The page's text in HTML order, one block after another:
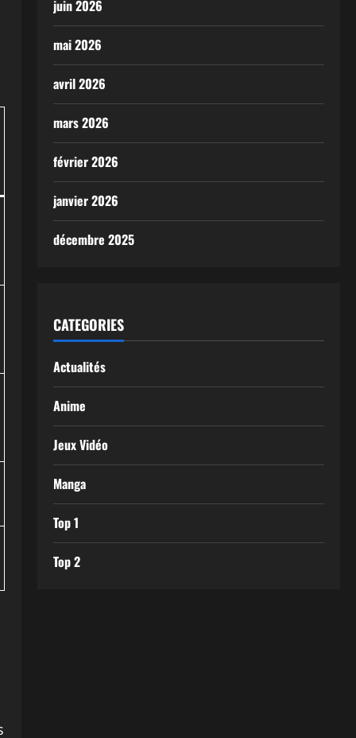
juin 2026
mai 2026
avril 2026
mars 2026
février 2026
janvier 2026
décembre 2025
CATEGORIES
Actualités
Anime
Jeux Vidéo
Manga
Top 1
Top 2